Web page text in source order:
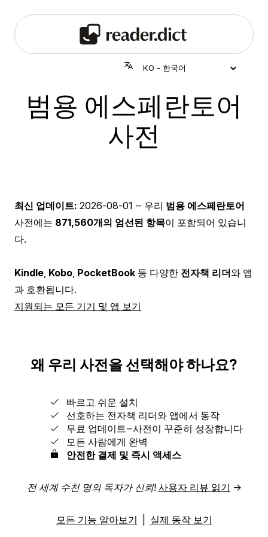
범용 에스페란토어
사전
최신 업데이트: 2026-08-01 ‒ 우리 범용 에스페란토어
사전에는 871,560개의 엄선된 항목이 포함되어 있습니
다.
Kindle Kobo PocketBook 등 다양한 전자책 리더와 앱
과 호환됩니다.
지원되는 모든 기기 및 앱 보기
왜 우리 사전을 선택해야 하나요?
빠르고 쉬운 설치
선호하는 전자책 리더와 앱에서 동작
무료 업데이트‒사전이 꾸준히 성장합니다
모든 사람에게 완벽
안전한 결제 및 즉시 액세스
전 세계 수천 명의 독자가 신뢰! 사용자 리뷰 읽기 →
모든 기능 알아보기 실제 동작 보기